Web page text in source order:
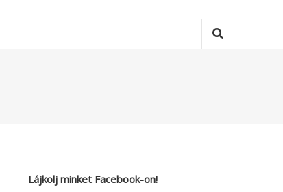
Lájkolj minket Facebook-on!